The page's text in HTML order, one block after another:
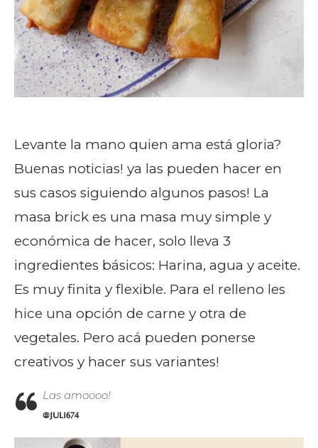
Levante la mano quien ama está gloria?
Buenas noticias! ya las pueden hacer en
sus casos siguiendo algunos pasos! La
masa brick es una masa muy simple y
económica de hacer, solo lleva 3
ingredientes básicos: Harina, agua y aceite.
Es muy finita y flexible. Para el relleno les
hice una opción de carne y otra de
vegetales. Pero acá pueden ponerse
creativos y hacer sus variantes!
Las amoooo!
@JULI674